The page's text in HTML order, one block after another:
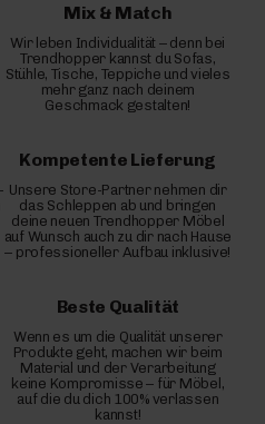
Mix & Match
Wir leben Individualität – denn bei
Trendhopper kannst du Sofas,
Stühle, Tische, Teppiche und vieles
mehr ganz nach deinem
Geschmack gestalten!
Kompetente Lieferung
Unsere Store-Partner nehmen dir
das Schleppen ab und bringen
deine neuen Trendhopper Möbel
auf Wunsch auch zu dir nach Hause
– professioneller Aufbau inklusive!
Beste Qualität
Wenn es um die Qualität unserer
Produkte geht, machen wir beim
Material und der Verarbeitung
keine Kompromisse – für Möbel,
auf die du dich 100% verlassen
kannst!